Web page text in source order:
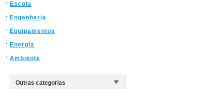
Escola
Engenharia
Equipamentos
Energia
Ambiente